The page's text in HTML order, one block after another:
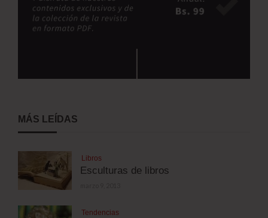
MÁS LEÍDAS
Libros
Esculturas de libros
Tendencias